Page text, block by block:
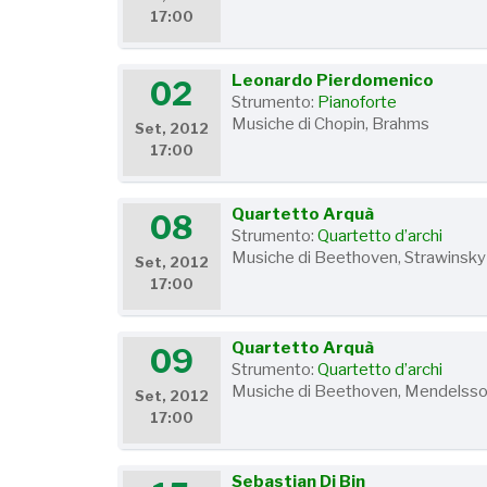
17:00
02
Set, 2012
17:00
Leonardo Pierdomenico
Strumento: Pianoforte
Musiche di Chopin, Brahms
08
Set, 2012
17:00
Quartetto Arquà
Strumento: Quartetto d’archi
Musiche di Beethoven, Strawinsky
09
Set, 2012
17:00
Quartetto Arquà
Strumento: Quartetto d’archi
Musiche di Beethoven,
Sebastian Di Bin